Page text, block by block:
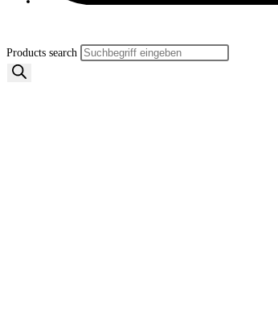
Products search